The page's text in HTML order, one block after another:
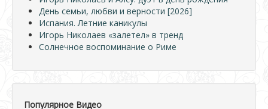
День семьи, любви и верности [2026]
Испания. Летние каникулы
Игорь Николаев «залетел» в тренд
Солнечное воспоминание о Риме
Популярное Видео